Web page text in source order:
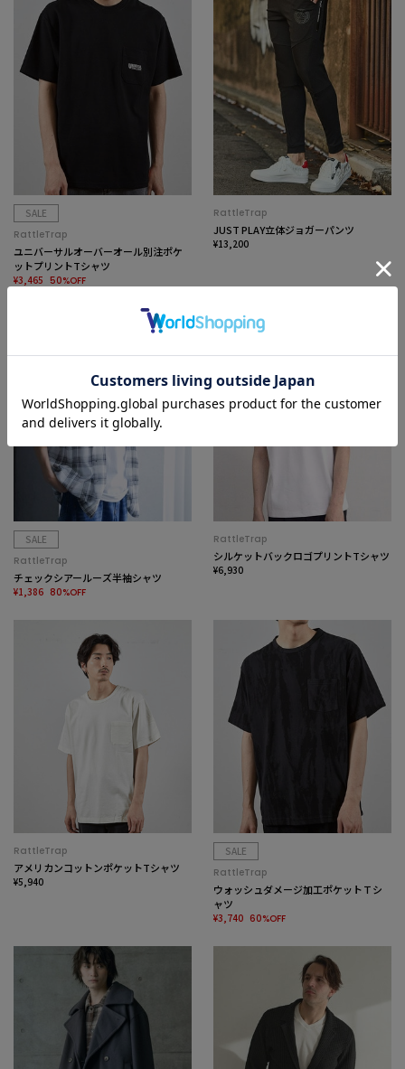
SALE
RattleTrap
ユニバーサルオーバーオール別注ポケ
ットプリントTシャツ
¥3,465 50%OFF
RattleTrap
JUST PLAY立体ジョガーパンツ
¥13,200
SALE
RattleTrap
チェックシアールーズ半袖シャツ
¥1,386 80%OFF
RattleTrap
シルケットバックロゴプリントTシャツ
¥6,930
RattleTrap
アメリカンコットンポケットTシャツ
¥5,940
SALE
RattleTrap
ウォッシュダメージ加工ポケットＴシ
ャツ
¥3,740 60%OFF